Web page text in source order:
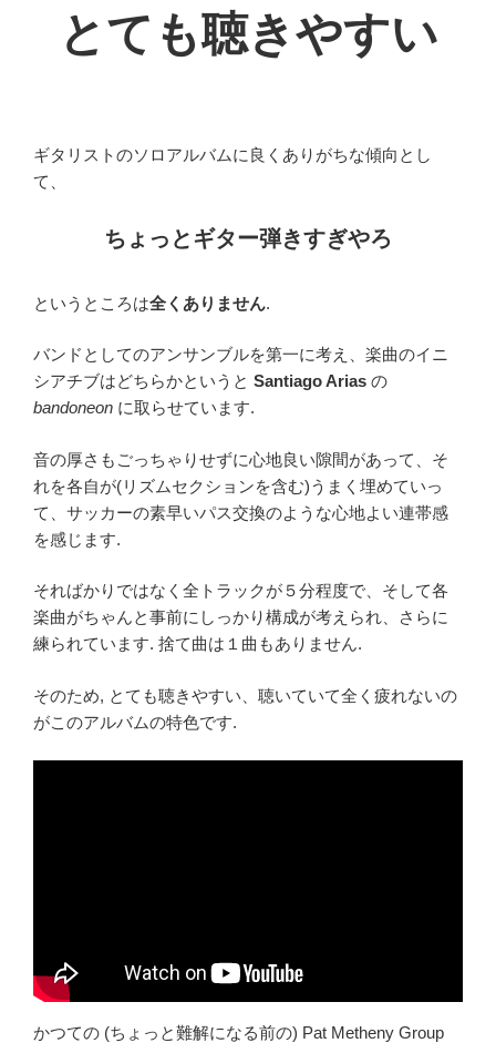
とても聴きやすい
ギタリストのソロアルバムに良くありがちな傾向とし
て、
ちょっとギター弾きすぎやろ
というところは全くありません.
バンドとしてのアンサンブルを第一に考え、楽曲のイニ
シアチブはどちらかというと Santiago Arias の
bandoneon に取らせています.
音の厚さもごっちゃりせずに心地良い隙間があって、そ
れを各自が(リズムセクションを含む)うまく埋めていっ
て、サッカーの素早いパス交換のような心地よい連帯感
を感じます.
そればかりではなく全トラックが５分程度で、そして各
楽曲がちゃんと事前にしっかり構成が考えられ、さらに
練られています. 捨て曲は１曲もありません.
そのため, とても聴きやすい、聴いていて全く疲れないの
がこのアルバムの特色です.
かつての (ちょっと難解になる前の) Pat Metheny Group